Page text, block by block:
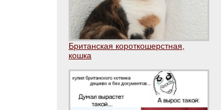
Британская короткошерстная,
кошка